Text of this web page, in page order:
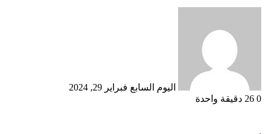
اليوم السابع فبراير 29, 2024
0
دقيقة واحدة